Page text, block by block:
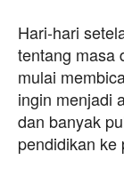
Hari-hari
tentang masa
mulai
ingin menjadi
dan banyak
pendidikan ke